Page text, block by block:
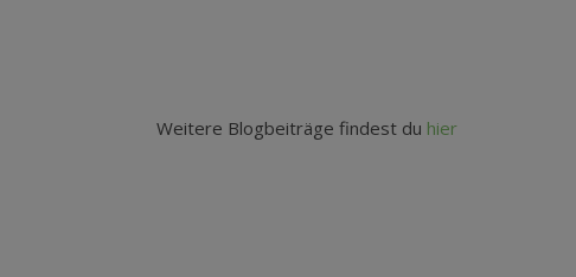
Weitere Blogbeiträge findest du hier